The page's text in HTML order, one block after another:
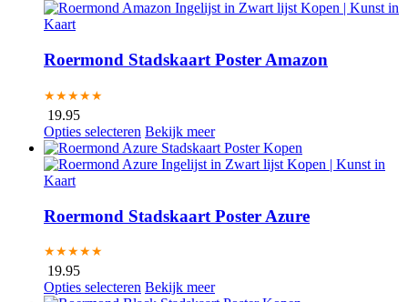
Roermond Stadskaart Poster Amazon
★★★★★
19.95
Opties selecteren Bekijk meer
Roermond Stadskaart Poster Azure
★★★★★
19.95
Opties selecteren Bekijk meer